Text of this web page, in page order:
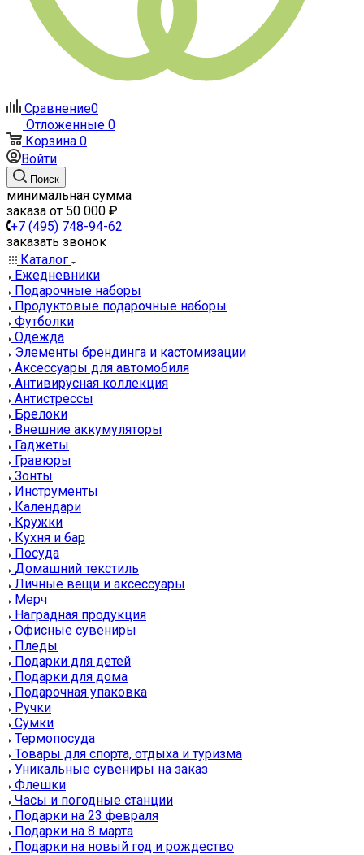
Сравнение0
Отложенные 0
Корзина 0
Войти
Поиск
минимальная сумма
заказа от 50 000 ₽
+7 (495) 748-94-62
заказать звонок
Каталог
Ежедневники
Подарочные наборы
Продуктовые подарочные наборы
Футболки
Одежда
Элементы брендинга и кастомизации
Аксессуары для автомобиля
Антивирусная коллекция
Антистрессы
Брелоки
Внешние аккумуляторы
Гаджеты
Гравюры
Зонты
Инструменты
Календари
Кружки
Кухня и бар
Посуда
Домашний текстиль
Личные вещи и аксессуары
Мерч
Наградная продукция
Офисные сувениры
Пледы
Подарки для детей
Подарки для дома
Подарочная упаковка
Ручки
Сумки
Термопосуда
Товары для спорта, отдыха и туризма
Уникальные сувениры на заказ
Флешки
Часы и погодные станции
Подарки на 23 февраля
Подарки на 8 марта
Подарки на новый год и рождество